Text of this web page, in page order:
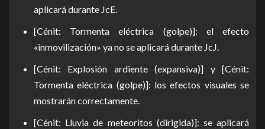
aplicará durante JcE.
[Cénit: Tormenta eléctrica (golpe)]: el efecto
«inmovilización» ya no se aplicará durante JcJ.
[Cénit: Explosión ardiente (expansiva)] y [Cénit:
Tormenta eléctrica (golpe)]: los efectos visuales se
mostrarán correctamente.
[Cénit: Lluvia de meteoritos (dirigida)]: se aplicará